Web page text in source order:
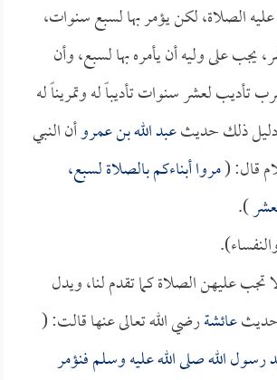
عليه الصلاة، لكن يؤمر بها لسبع سنوات،
يجب على وليه أن يأمره بها لسبع، وأن
لعشر سنوات تأديباً له وتمريناً له
ذلك حديثعبد الله بن عمروأن النبي
قال: (مروا أبناءكم بالصلاة لسبع،
).
تجب عليهن الصلاة كما تقدم لنا، ويدل
حديثعائشةرضي الله تعالى عنها قالت: (
الله صلى الله عليه وسلم فنؤمر